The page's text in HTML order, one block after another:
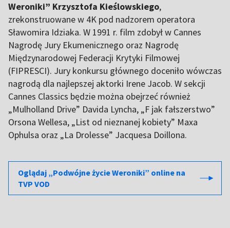
Weroniki” Krzysztofa Kieślowskiego,
zrekonstruowane w 4K pod nadzorem operatora
Sławomira Idziaka. W 1991 r. film zdobył w Cannes
Nagrodę Jury Ekumenicznego oraz Nagrodę
Międzynarodowej Federacji Krytyki Filmowej
(FIPRESCI). Jury konkursu głównego doceniło wówczas
nagrodą dla najlepszej aktorki Irene Jacob. W sekcji
Cannes Classics będzie można obejrzeć również
„Mulholland Drive” Davida Lyncha, „F jak fałszerstwo”
Orsona Wellesa, „List od nieznanej kobiety” Maxa
Ophulsa oraz „La Drolesse” Jacquesa Doillona.
Oglądaj „Podwójne życie Weroniki” online na
TVP VOD